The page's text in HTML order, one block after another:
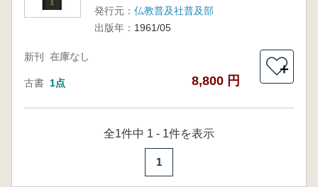
発行元： 仏教普及社普及部
出版年： 1961/05
新刊 在庫なし
古書 1点 8,800 円
＋
全1件中 1 - 1件を表示
1